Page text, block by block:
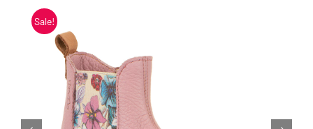
Blogi
Kontakt
Sale!